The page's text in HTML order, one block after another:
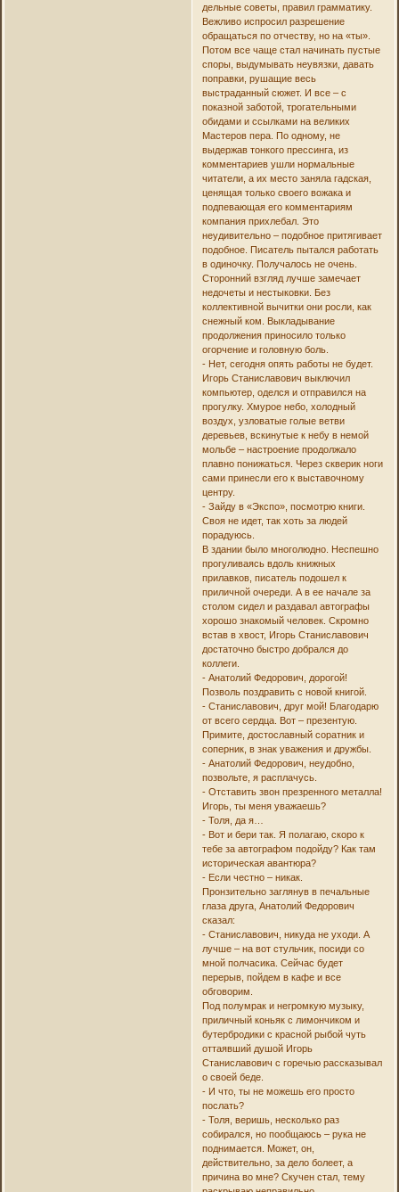
дельные советы, правил грамматику.
Вежливо испросил разрешение
обращаться по отчеству, но на «ты».
Потом все чаще стал начинать пустые
споры, выдумывать неувязки, давать
поправки, рушащие весь
выстраданный сюжет. И все – с
показной заботой, трогательными
обидами и ссылками на великих
Мастеров пера. По одному, не
выдержав тонкого прессинга, из
комментариев ушли нормальные
читатели, а их место заняла гадская,
ценящая только своего вожака и
подпевающая его комментариям
компания прихлебал. Это
неудивительно – подобное притягивает
подобное. Писатель пытался работать
в одиночку. Получалось не очень.
Сторонний взгляд лучше замечает
недочеты и нестыковки. Без
коллективной вычитки они росли, как
снежный ком. Выкладывание
продолжения приносило только
огорчение и головную боль.
- Нет, сегодня опять работы не будет.
Игорь Станиславович выключил
компьютер, оделся и отправился на
прогулку. Хмурое небо, холодный
воздух, узловатые голые ветви
деревьев, вскинутые к небу в немой
мольбе – настроение продолжало
плавно понижаться. Через скверик ноги
сами принесли его к выставочному
центру.
- Зайду в «Экспо», посмотрю книги.
Своя не идет, так хоть за людей
порадуюсь.
В здании было многолюдно. Неспешно
прогуливаясь вдоль книжных
прилавков, писатель подошел к
приличной очереди. А в ее начале за
столом сидел и раздавал автографы
хорошо знакомый человек. Скромно
встав в хвост, Игорь Станиславович
достаточно быстро добрался до
коллеги.
- Анатолий Федорович, дорогой!
Позволь поздравить с новой книгой.
- Станиславович, друг мой! Благодарю
от всего сердца. Вот – презентую.
Примите, достославный соратник и
соперник, в знак уважения и дружбы.
- Анатолий Федорович, неудобно,
позвольте, я расплачусь.
- Отставить звон презренного металла!
Игорь, ты меня уважаешь?
- Толя, да я…
- Вот и бери так. Я полагаю, скоро к
тебе за автографом подойду? Как там
историческая авантюра?
- Если честно – никак.
Пронзительно заглянув в печальные
глаза друга, Анатолий Федорович
сказал:
- Станиславович, никуда не уходи. А
лучше – на вот стульчик, посиди со
мной полчасика. Сейчас будет
перерыв, пойдем в кафе и все
обговорим.
Под полумрак и негромкую музыку,
приличный коньяк с лимончиком и
бутербродики с красной рыбой чуть
оттаявший душой Игорь
Станиславович с горечью рассказывал
о своей беде.
- И что, ты не можешь его просто
послать?
- Толя, веришь, несколько раз
собирался, но пообщаюсь – рука не
поднимается. Может, он,
действительно, за дело болеет, а
причина во мне? Скучен стал, тему